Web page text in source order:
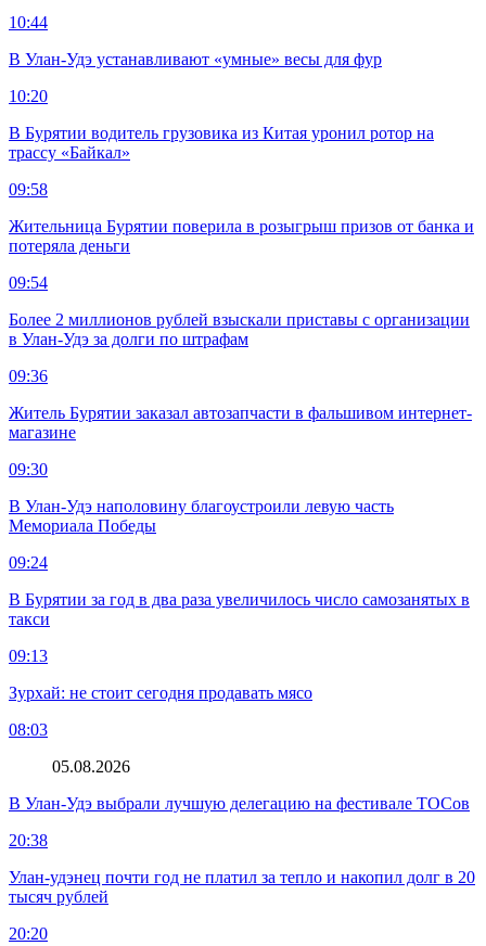
10:44
В Улан-Удэ устанавливают «умные» весы для фур
10:20
В Бурятии водитель грузовика из Китая уронил ротор на
трассу «Байкал»
09:58
Жительница Бурятии поверила в розыгрыш призов от банка и
потеряла деньги
09:54
Более 2 миллионов рублей взыскали приставы с организации
в Улан-Удэ за долги по штрафам
09:36
Житель Бурятии заказал автозапчасти в фальшивом интернет-
магазине
09:30
В Улан-Удэ наполовину благоустроили левую часть
Мемориала Победы
09:24
В Бурятии за год в два раза увеличилось число самозанятых в
такси
09:13
Зурхай: не стоит сегодня продавать мясо
08:03
05.08.2026
В Улан-Удэ выбрали лучшую делегацию на фестивале ТОСов
20:38
Улан-удэнец почти год не платил за тепло и накопил долг в 20
тысяч рублей
20:20